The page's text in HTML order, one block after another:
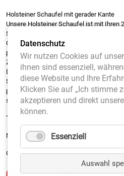
Holsteiner Schaufel mit gerader Kante
Unsere Holsteiner Schaufel ist mit Ihren
Schaufel in unserem Sortiment. Mit der
Gewicht ist die Schaufel bestens
präzise zu schippen und aufzunehmen.
Ziegelmehl, Erde oder Granulat ist für
Die Schippe ist aus Stahl gefertigt, das
Stabilität und Langlebigkeit aufweist. Die
perfekt vorbereitet. Durch das optimale
sie es mit einer guten Körperhaltung
Technische Daten:
Maße: ca. 250 x 270 mm
Gewicht ohne Stiel: ca. 1,2 kg
Datenschutz
Wir nutzen Cookies auf
ihnen sind essenziell,
diese Website und Ihre
Klicken Sie auf „Ich stimme
akzeptieren und direkt
können.
Essenziell
Auswahl